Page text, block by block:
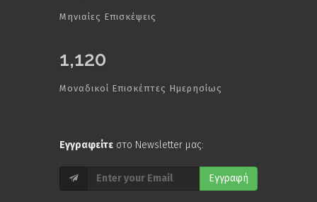
Μηνιαίες Επισκέψεις
1,120
Μοναδικοί Επισκέπτες Ημερησίως
Εγγραφείτε στο Newsletter μας:
Εγγραφή